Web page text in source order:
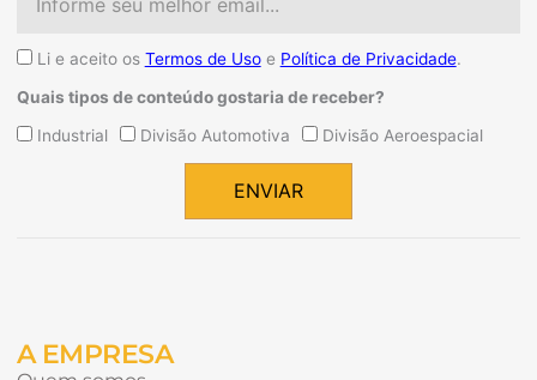
AceiteLi e aceito os Termos de Usoe Política de Privacidade.
Quais tipos de conteúdo gostaria de receber?
QuaisIndustrial Divisão Automotiva Divisão Aeroespacial
ENVIAR
A EMPRESA